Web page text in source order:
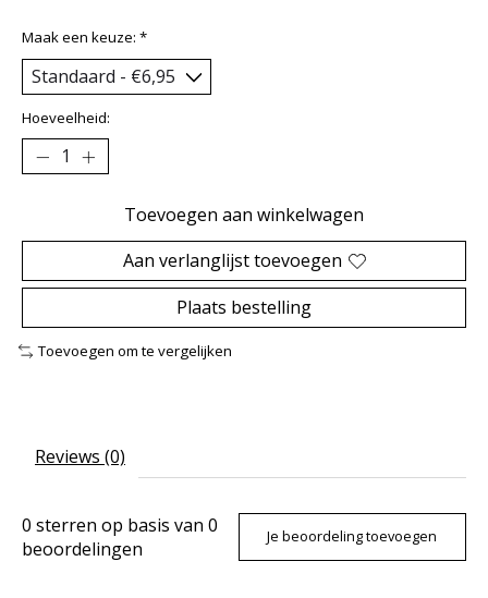
Maak een keuze: *
Hoeveelheid:
Toevoegen aan winkelwagen
Aan verlanglijst toevoegen
Plaats bestelling
Toevoegen om te vergelijken
Reviews (0)
0 sterren op basis van 0
beoordelingen
Je beoordeling toevoegen